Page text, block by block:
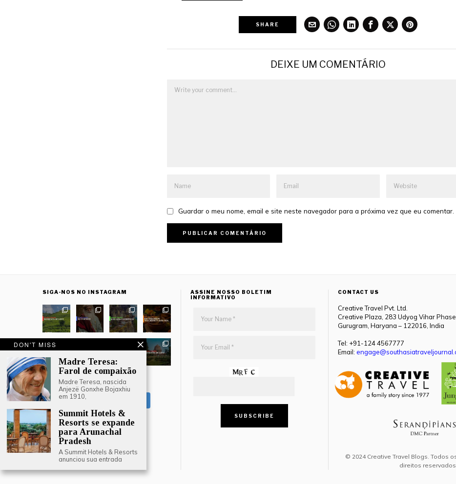
SHARE
DEIXE UM COMENTÁRIO
Guardar o meu nome, email e site neste navegador para a próxima vez que eu comentar.
SIGA-NOS NO INSTAGRAM
LOAD MORE
Follow on Instagram
ASSINE NOSSO BOLETIM
INFORMATIVO
CONTACT US
Creative Travel Pvt. Ltd.
Creative Plaza, 283 Udyog Vihar
Gurugram, Haryana – 122016, India
Tel: +91-124 4567777
Email:
© 2024 Creative Travel Blogs. Todos
direitos
DON'T MISS
Madre Teresa:
Farol de compaixão
Madre Teresa, nascida
Anjezë Gonxhe Bojaxhiu
em 1910,
Summit Hotels &
Resorts se expande
para Arunachal
Pradesh
A Summit Hotels & Resorts
anunciou sua entrada